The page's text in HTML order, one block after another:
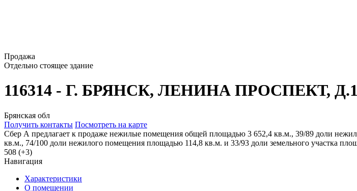
Продажа
Отдельно стоящее здание
116314 - Г. БРЯНСК, ЛЕНИНА ПРОСПЕКТ,
Брянская обл
Получить контакты Посмотреть на карте
Сбер А предлагает к продаже нежилые помещения общей площадью 3 652,4 кв.м., 39/89 доли
кв.м., 74/100 доли нежилого помещения площадью 114,8 кв.м. и 33/93 доли земельного участка
508 (+3)
Навигация
Характеристики
О помещении